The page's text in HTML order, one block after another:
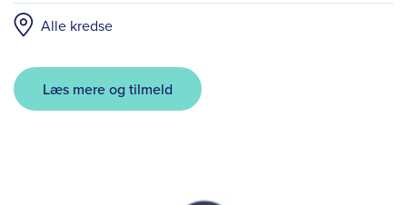
Alle kredse
Læs mere og tilmeld